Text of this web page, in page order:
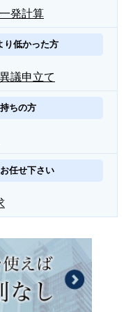
発計算
り低かった方
議申立て
ちの方
任せ下さい